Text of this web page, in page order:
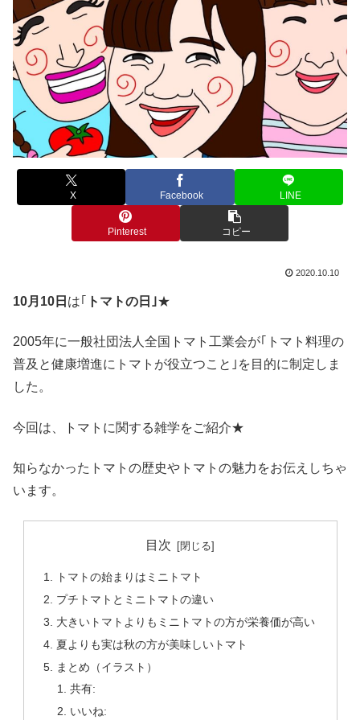
X Facebook LINE
Pinterest コピー
2020.10.10
10月10日 は｢ トマトの日｣★
2005年に一般社団法人全国トマト工業会が｢トマト料理の
普及と健康増進にトマトが役立つこと｣を目的に制定しま
した。
今回は、トマトに関する雑学をご紹介★
知らなかったトマトの歴史やトマトの魅力をお伝えしちゃ
います。
目次
トマトの始まりはミニトマト
プチトマトとミニトマトの違い
大きいトマトよりもミニトマトの方が栄養価が高い
夏よりも実は秋の方が美味しいトマト
まとめ（イラスト）
共有:
いいね: